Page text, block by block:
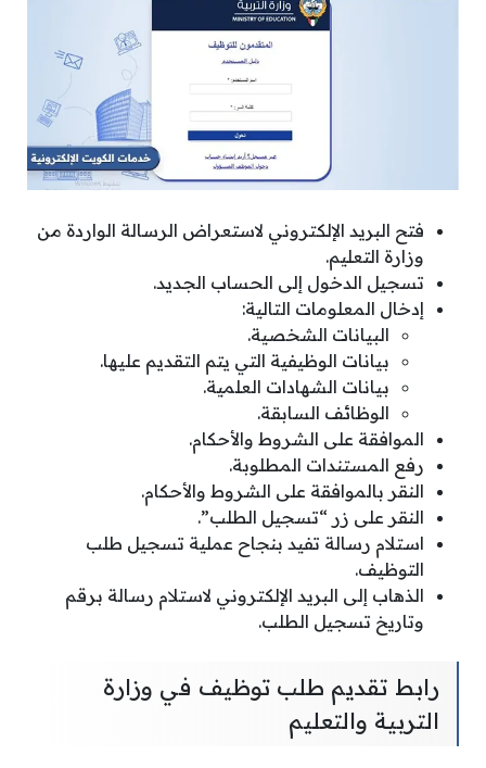
فتح البريد الإلكتروني لاستعراض الرسالة الواردة من
وزارة التعليم.
تسجيل الدخول إلى الحساب الجديد.
إدخال المعلومات التالية:
البيانات الشخصية.
بيانات الوظيفية التي يتم التقديم عليها.
بيانات الشهادات العلمية.
الوظائف السابقة.
الموافقة على الشروط والأحكام.
رفع المستندات المطلوبة.
النقر بالموافقة على الشروط والأحكام.
النقر على زر “تسجيل الطلب”.
استلام رسالة تفيد بنجاح عملية تسجيل طلب
التوظيف.
الذهاب إلى البريد الإلكتروني لاستلام رسالة برقم
وتاريخ تسجيل الطلب.
رابط تقديم طلب توظيف في وزارة
التربية والتعليم